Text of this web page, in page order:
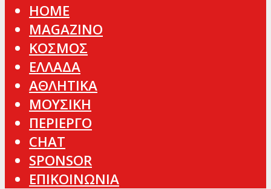
HOME
MAGAZINO
ΚΟΣΜΟΣ
ΕΛΛΑΔΑ
ΑΘΛΗΤΙΚΑ
ΜΟΥΣΙΚΗ
ΠΕΡΙΕΡΓΟ
CHAT
SPONSOR
ΕΠΙΚΟΙΝΩΝΙΑ